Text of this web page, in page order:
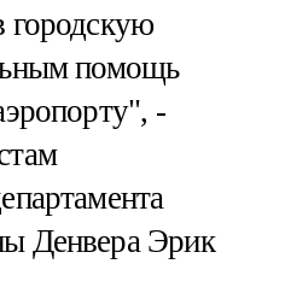
городскую
помощь
-
Денвера Эрик